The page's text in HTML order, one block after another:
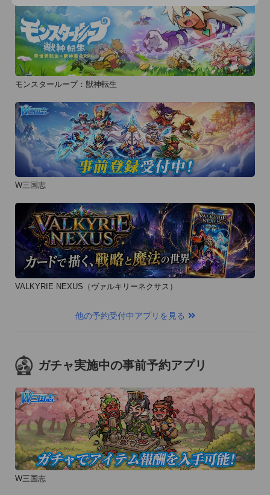
アラームをセットしたら、カレの顔や手、背中など好きなとこ
ろをタッチしてあげてください。
ここでしか見られない彼らのセリフを見ることができます。
※注意点
iPhoneの標準アラームと違いスリープ状態から復帰してアラー
アラームを鳴らすにはアプリを起動しておく必要があるため、
電源アダプタを接続してのご利用をお勧めします。
☆『Starry☆Sky』シリーズとは
12枚のCD「星座彼氏」シリーズと4作の「プラネタリウムCD&
ゲーム」を中心につづられる、星を巡る恋物語
『Starry☆Sky』。
12星座の性格特徴を持つ魅力的な男の子たちは、幅広いファン
層を魅了している。ゲームの続編となるファンディスクも順次
リリース予定!
☆添い寝カレシ公式サイト
モンスターループ：獣神転生
W三国志
VALKYRIE NEXUS（ヴァルキリーネクサス）
他の予約受付中アプリを見る
ガチャ実施中の事前予約アプリ
W三国志